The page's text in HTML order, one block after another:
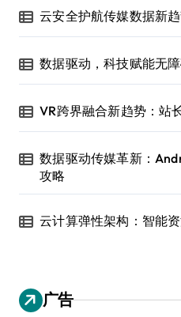
云安全护航传媒数据新
数据驱动，科技赋能无
VR跨界融合新趋势：站
数据驱动传媒革新：
攻略
云计算弹性架构：智能
广告